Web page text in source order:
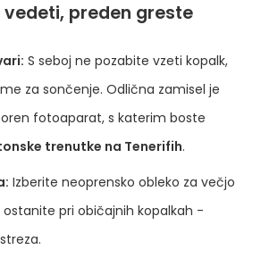
vedeti, preden greste
S seboj ne pozabite vzeti kopalk,
za sončenje. Odlična zamisel je
fotoaparat, s katerim boste
trenutke na Tenerifih.
Izberite neoprensko obleko za večjo
pri običajnih kopalkah -